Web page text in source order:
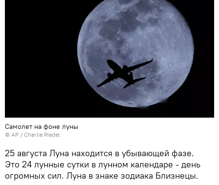
Самолет на фоне луны
© AP / Charlie Riedel
25 августа Луна находится в убывающей фазе.
Это 24 лунные сутки в лунном календаре - день
огромных сил. Луна в знаке зодиака Близнецы.